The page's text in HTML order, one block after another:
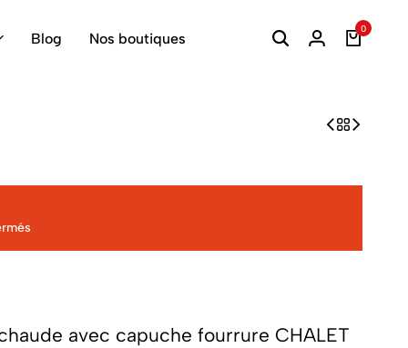
Blog Nos boutiques
0
avec capuche fourrure CHALET